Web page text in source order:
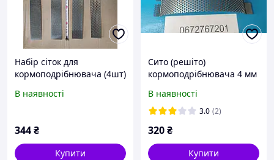
Набір сіток для
кормоподрібнювача (4шт)
ДКК)
В наявності
344₴
Купити
Сито (решіто)
кормоподрібнювача 4 мм
В наявності
3.0 (2)
320₴
Купити